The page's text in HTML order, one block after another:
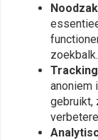
zoekbalk.
anoniem
gebruikt,